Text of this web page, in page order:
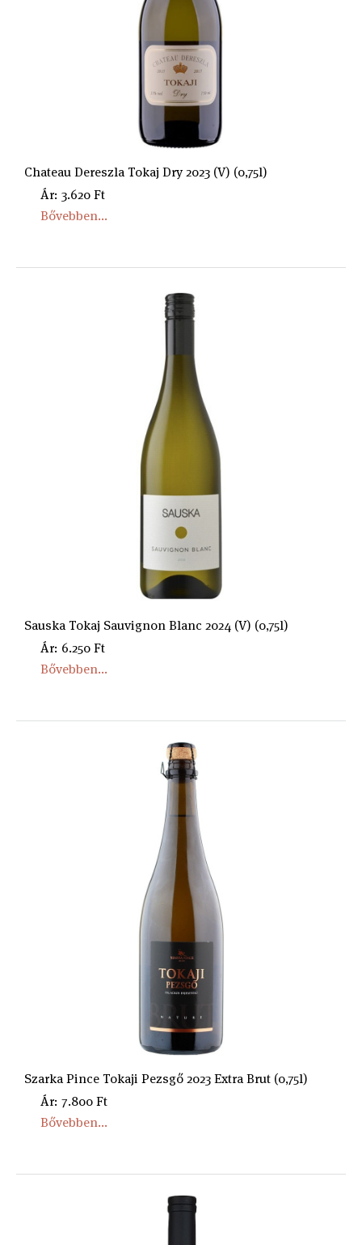
Chateau Dereszla Tokaj Dry 2023 (V) (0,75l)
Ár: 3.620 Ft
Bővebben...
Sauska Tokaj Sauvignon Blanc 2024 (V) (0,75l)
Ár: 6.250 Ft
Bővebben...
Szarka Pince Tokaji Pezsgő 2023 Extra Brut (0,75l)
Ár: 7.800 Ft
Bővebben...